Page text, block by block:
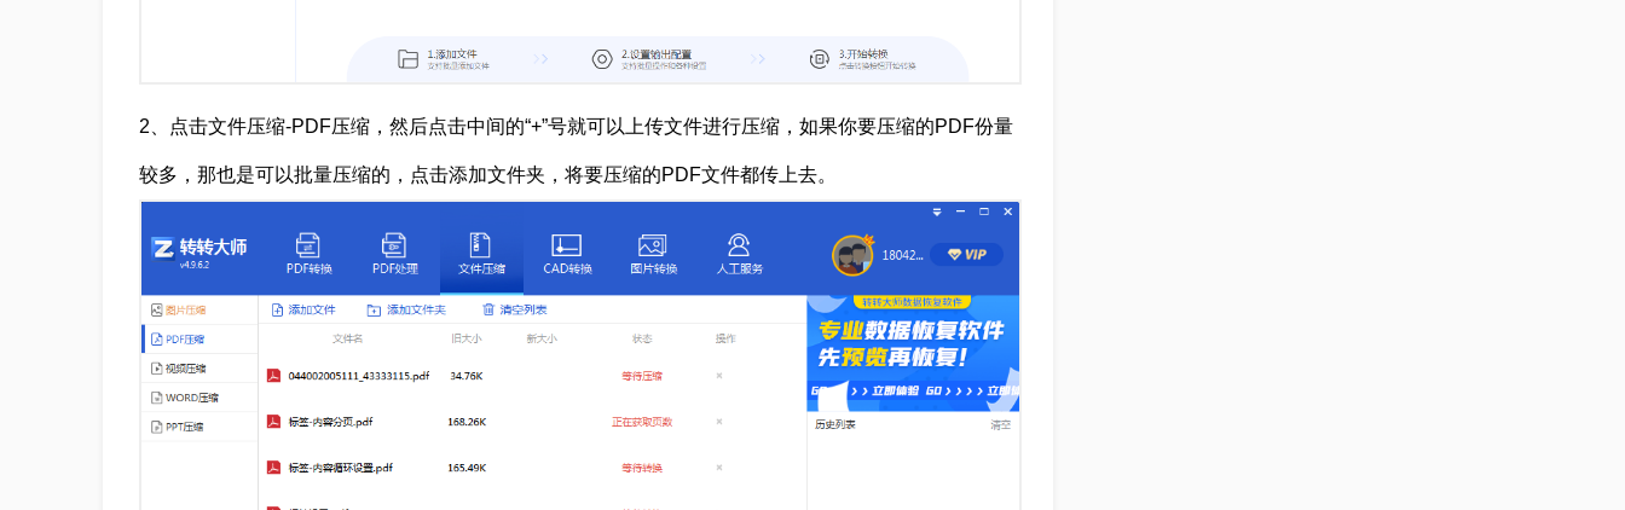
2、点击文件压缩-PDF压缩，然后点击中间的“+”号就可以上传文件进行压缩，如果你要压缩的PDF份量
较多，那也是可以批量压缩的，点击添加文件夹，将要压缩的PDF文件都传上去。